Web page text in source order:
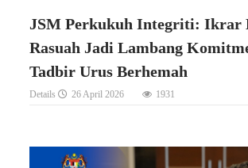
JSM Perkukuh Integriti: Ikrar
Rasuah Jadi Lambang
Tadbir Urus Berhemah
Details 26 April 2026 1931